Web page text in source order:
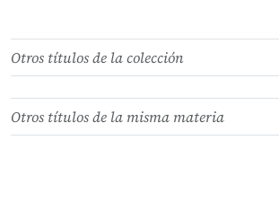
Otros títulos de la colección
Otros títulos de la misma materia